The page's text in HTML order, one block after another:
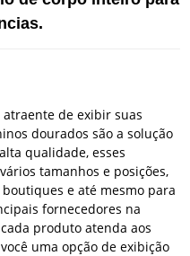
de exibir suas
dourados são a solução
qualidade, esses
tamanhos e posições,
e até mesmo para
fornecedores na
produto atenda aos
uma opção de exibição